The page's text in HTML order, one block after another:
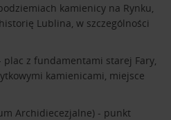
kamienicy na Rynku,
Lublina, w szczególności
plac z fundamentami starej Fary,
kamienicami, miejsce
Archidiecezjalne) - punkt